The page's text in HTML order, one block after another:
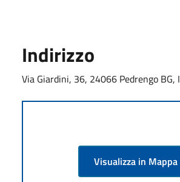
Indirizzo
Via Giardini, 36, 24066 Pedrengo BG,
Visualizza in Mappa